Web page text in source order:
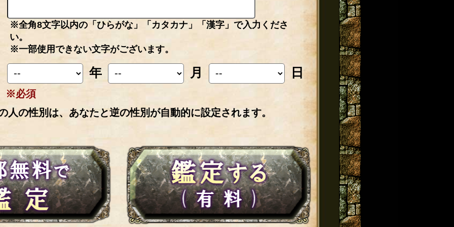
※全角8文字以内の「ひらがな」「カタカナ」「漢字」で入力くださ
い。
※一部使用できない文字がございます。
年 月 日
※必須
人の性別は、あなたと逆の性別が自動的に設定されます。